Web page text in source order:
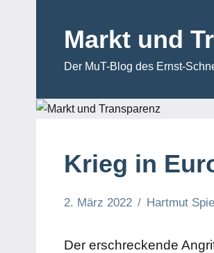
springenMarkt und
Der MuT-Blog des Ernst-
Krieg in
2. März 2022 Hartmut
Der erschreckende